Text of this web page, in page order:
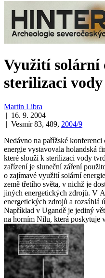
Využití solární
sterilizaci vody
Martin Libra
| 16. 9. 2004
| Vesmír 83, 489, 2004/9
Nedávno na pařížské
energie vystavovala holandská
které slouží k sterilizaci vody
zařízení je sluneční záření
o zajímavé využití solární
země třetího světa, v nichž je
jiných energetických zdrojů. V
energetických zdrojů a rozsáhlá
Například v Ugandě je jediný
na horním Nilu, která poskytuje